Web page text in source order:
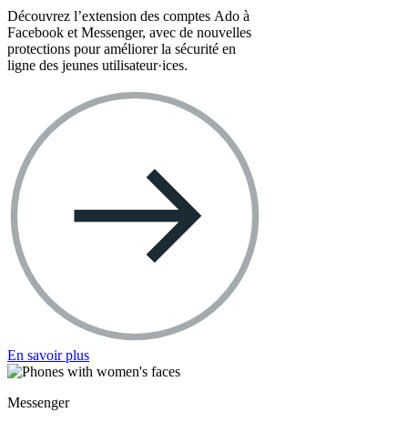
Découvrez l’extension des comptes Ado à
Facebook et Messenger, avec de nouvelles
protections pour améliorer la sécurité en
ligne des jeunes utilisateur·ices.
En savoir plus
Messenger